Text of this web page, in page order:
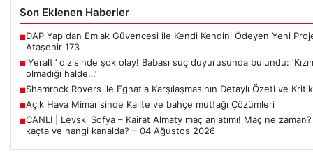
Son Eklenen Haberler
■DAP Yapı’dan Emlak Güvencesi ile Kendi Kendini Ödeyen Yeni
Ataşehir 173
■‘Yeraltı’ dizisinde şok olay! Babası suç duyurusunda bulundu:
olmadığı halde…’
■Shamrock Rovers ile Egnatia Karşılaşmasının Detaylı Özeti ve
■Açık Hava Mimarisinde Kalite ve bahçe mutfağı Çözümleri
■CANLI | Levski Sofya – Kairat Almaty maç anlatımı! Maç ne
kaçta ve hangi kanalda? – 04 Ağustos 2026